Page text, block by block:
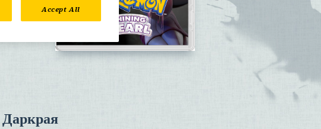
Accept All